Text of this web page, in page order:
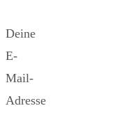
Deine
E-
Mail-
Adresse